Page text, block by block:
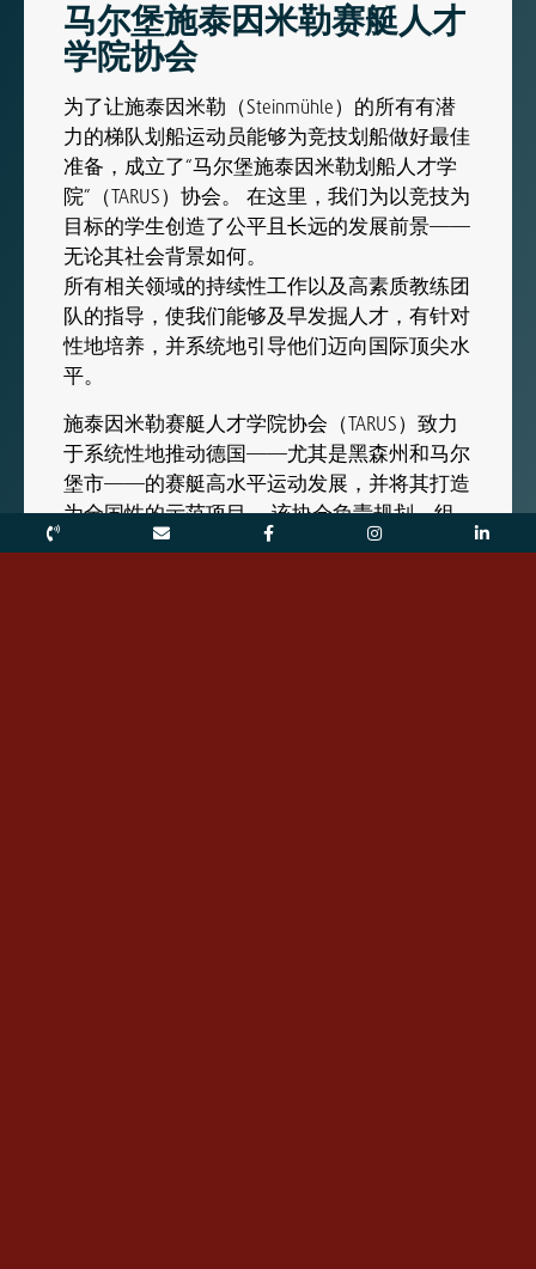
马尔堡施泰因米勒赛艇人才
学院协会
为了让施泰因米勒（Steinmühle）的所有有潜
力的梯队划船运动员能够为竞技划船做好最佳
准备，成立了“马尔堡施泰因米勒划船人才学
院”（TARUS）协会。 在这里，我们为以竞技为
目标的学生创造了公平且长远的发展前景——
无论其社会背景如何。
所有相关领域的持续性工作以及高素质教练团
队的指导，使我们能够及早发掘人才，有针对
性地培养，并系统地引导他们迈向国际顶尖水
平。
施泰因米勒赛艇人才学院协会（TARUS）致力
于系统性地推动德国——尤其是黑森州和马尔
堡市——的赛艇高水平运动发展，并将其打造
为全国性的示范项目。 该协会负责规划、组
织和实施实现体育顶尖成绩所需的一切措施。